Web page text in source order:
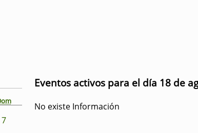
7
Eventos activos para el día 18 de
No existe Información